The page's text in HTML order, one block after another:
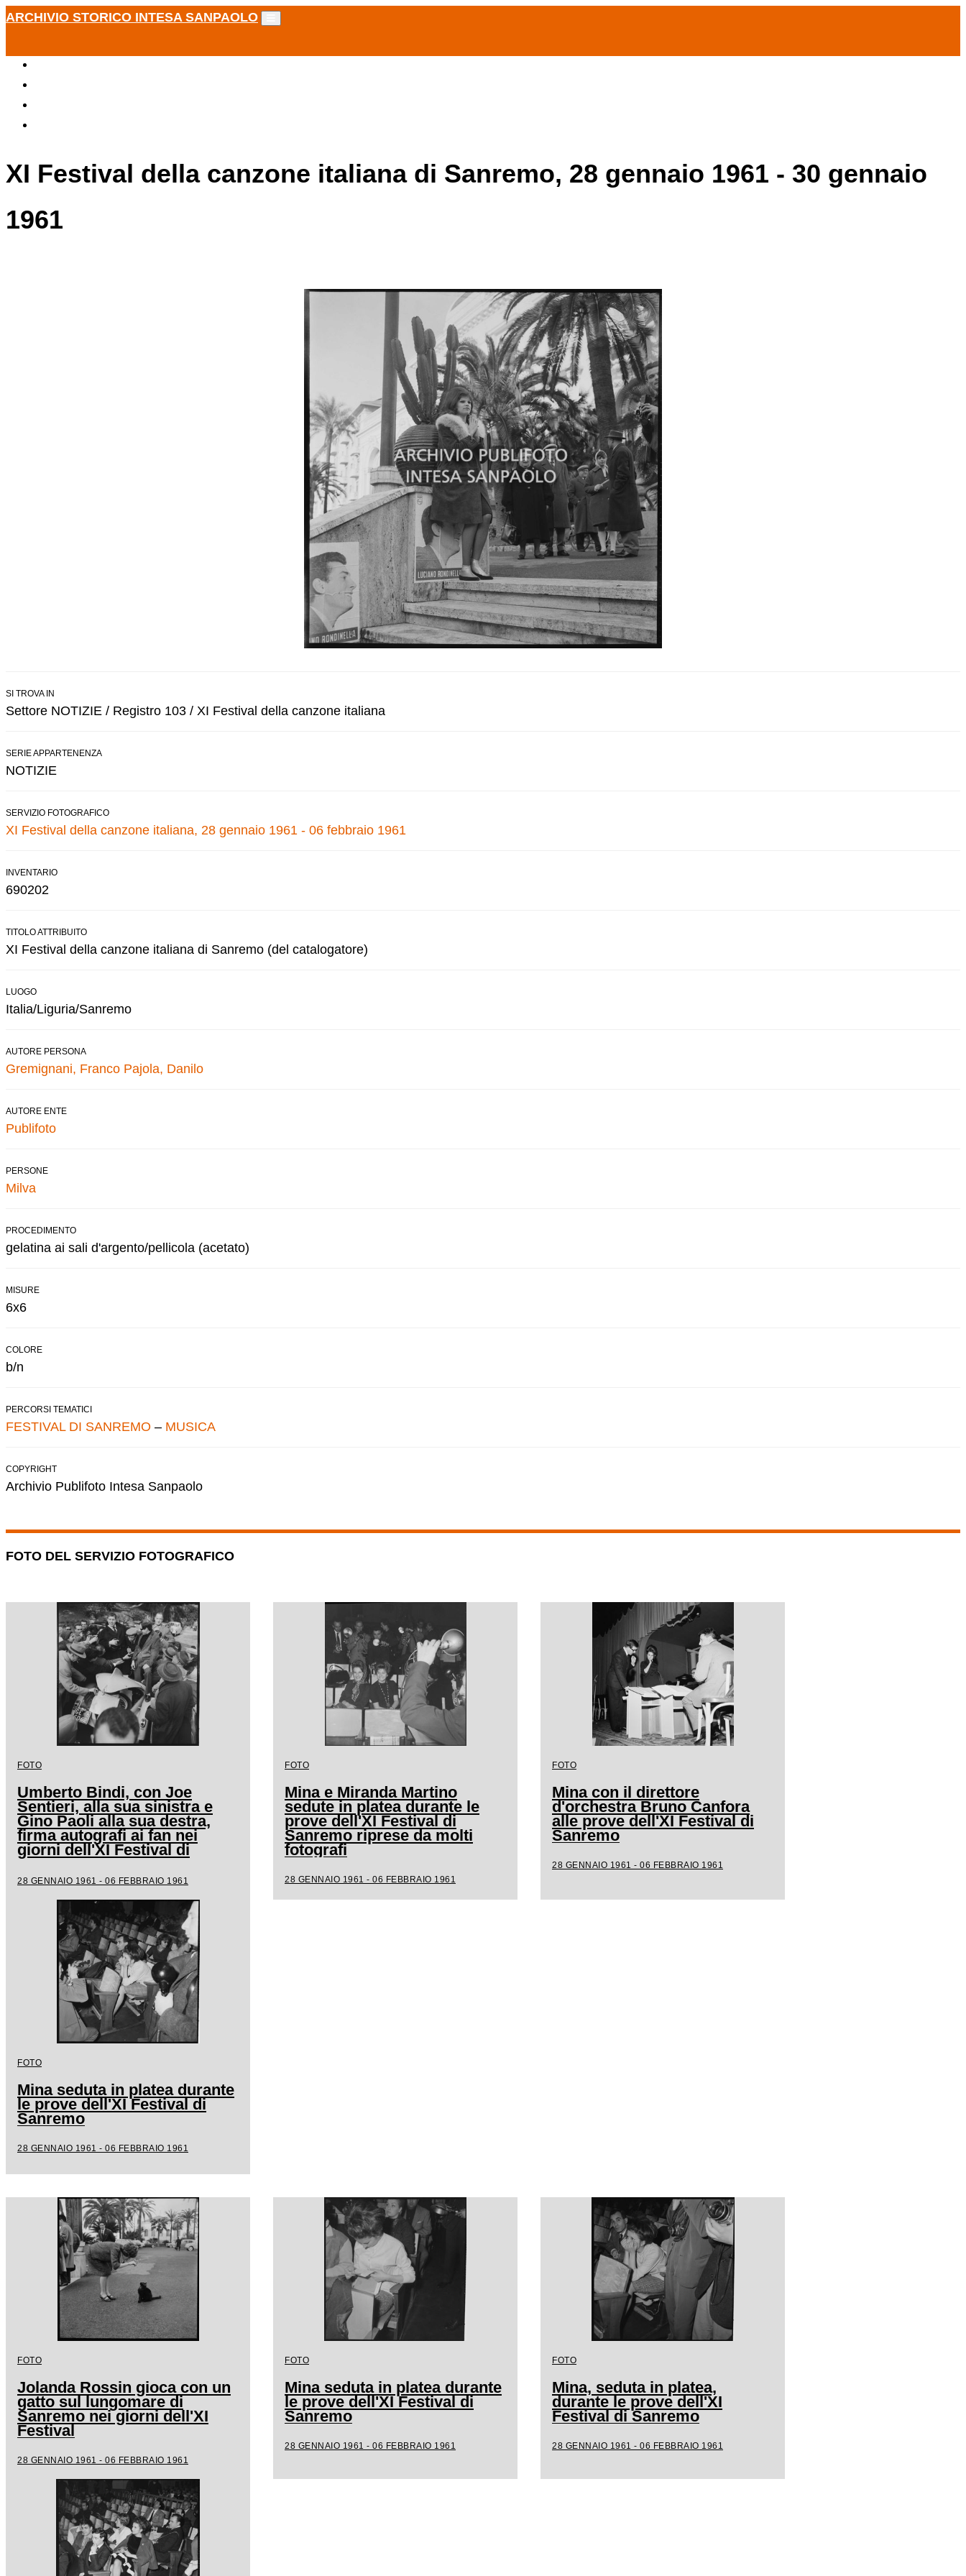
ARCHIVIO STORICO INTESA SANPAOLO
XI Festival della canzone italiana di Sanremo, 28 gennaio 1961 - 30 gennaio
1961
SI TROVA IN
Settore NOTIZIE / Registro 103 / XI Festival della canzone italiana
SERIE APPARTENENZA
NOTIZIE
SERVIZIO FOTOGRAFICO
XI Festival della canzone italiana, 28 gennaio 1961 - 06 febbraio 1961
INVENTARIO
690202
TITOLO ATTRIBUITO
XI Festival della canzone italiana di Sanremo (del catalogatore)
LUOGO
Italia/Liguria/Sanremo
AUTORE PERSONA
Gremignani, Franco Pajola, Danilo
AUTORE ENTE
Publifoto
PERSONE
Milva
PROCEDIMENTO
gelatina ai sali d'argento/pellicola (acetato)
MISURE
6x6
COLORE
b/n
PERCORSI TEMATICI
FESTIVAL DI SANREMO – MUSICA
COPYRIGHT
Archivio Publifoto Intesa Sanpaolo
FOTO DEL SERVIZIO FOTOGRAFICO
FOTO
Umberto Bindi, con Joe
Sentieri, alla sua sinistra e
Gino Paoli alla sua destra,
firma autografi ai fan nei
giorni dell'XI Festival di
Sanremo
28 GENNAIO 1961 - 06 FEBBRAIO 1961
FOTO
Mina e Miranda Martino
sedute in platea durante le
prove dell'XI Festival di
Sanremo riprese da molti
fotografi
28 GENNAIO 1961 - 06 FEBBRAIO 1961
FOTO
Mina con il direttore
d'orchestra Bruno Canfora
alle prove dell'XI Festival di
Sanremo
28 GENNAIO 1961 - 06 FEBBRAIO 1961
FOTO
Mina seduta in platea durante
le prove dell'XI Festival di
Sanremo
28 GENNAIO 1961 - 06 FEBBRAIO 1961
FOTO
Jolanda Rossin gioca con un
gatto sul lungomare di
Sanremo nei giorni dell'XI
Festival
28 GENNAIO 1961 - 06 FEBBRAIO 1961
FOTO
Mina seduta in platea durante
le prove dell'XI Festival di
Sanremo
28 GENNAIO 1961 - 06 FEBBRAIO 1961
FOTO
Mina, seduta in platea,
durante le prove dell'XI
Festival di Sanremo
28 GENNAIO 1961 - 06 FEBBRAIO 1961